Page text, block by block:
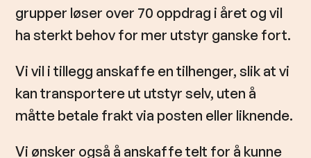
grupper løser over 70 oppdrag i året og vil
ha sterkt behov for mer utstyr ganske fort.
Vi vil i tillegg anskaffe en tilhenger, slik at vi
kan transportere ut utstyr selv, uten å
måtte betale frakt via posten eller liknende.
Vi ønsker også å anskaffe telt for å kunne